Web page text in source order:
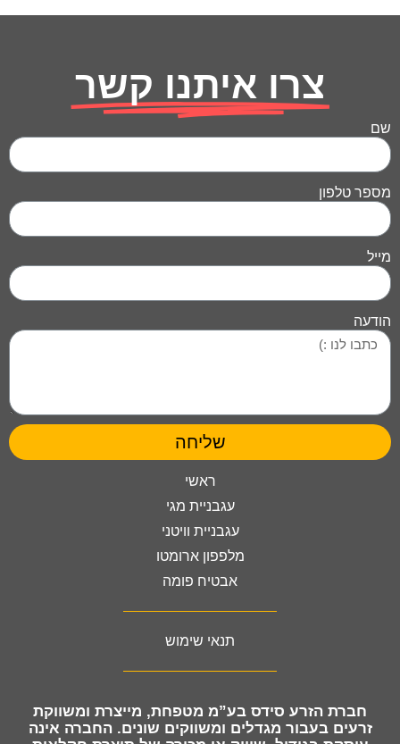
צרו איתנו קשר
שם
מספר טלפון
מייל
הודעה
שליחה
ראשי
עגבניית מגי
עגבניית וויטני
מלפפון ארומטו
אבטיח פומה
תנאי שימוש
חברת הזרע סידס בע”מ מטפחת, מייצרת ומשווקת
זרעיםבעבור מגדלים ומשווקים שונים. החברה אינה